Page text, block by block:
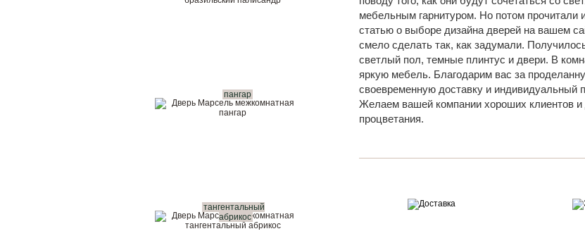
пангар
тангентальный
абрикос
мебельным гарнитуром. Но потом прочитали
статью о выборе дизайна дверей на вашем
смело сделать так, как задумали.
светлый пол, темные плинтус и двери. В
яркую мебель. Благодарим вас за
своевременную доставку и индивидуальный
Желаем вашей компании хороших клиентов и
процветания.